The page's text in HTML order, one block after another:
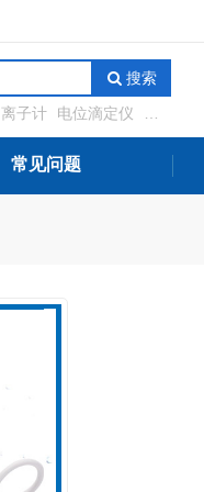
搜索
离子计 电位滴定仪
常见问题